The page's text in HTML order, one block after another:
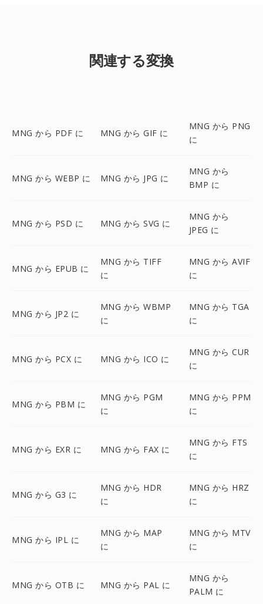
関連する変換
MNG から PDF に MNG から GIF に
MNG から PNG
に
MNG から WEBP に MNG から JPG に
MNG から
BMP に
MNG から PSD に MNG から SVG に
MNG から
JPEG に
MNG から EPUB に
MNG から TIFF
に
MNG から AVIF
に
MNG から JP2 に
MNG から WBMP
に
MNG から TGA
に
MNG から PCX に MNG から ICO に
MNG から CUR
に
MNG から PBM に
MNG から PGM
に
MNG から PPM
に
MNG から EXR に MNG から FAX に
MNG から FTS
に
MNG から G3 に
MNG から HDR
に
MNG から HRZ
に
MNG から IPL に
MNG から MAP
に
MNG から MTV
に
MNG から OTB に MNG から PAL に
MNG から
PALM に